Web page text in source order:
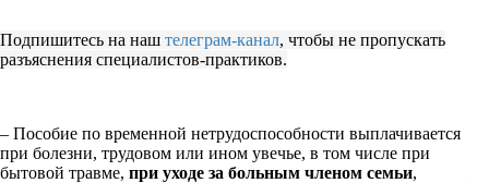
Подпишитесь на наш телеграм-канал, чтобы не пропускать
разъяснения специалистов-практиков.
– Пособие по временной нетрудоспособности выплачивается
при болезни, трудовом или ином увечье, в том числе при
бытовой травме, при уходе за больным членом семьи,